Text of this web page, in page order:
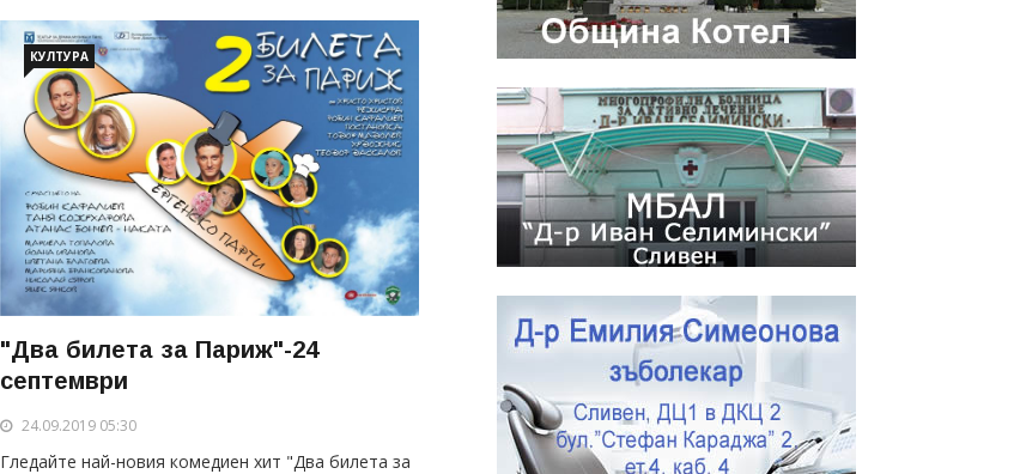
КУЛТУРА
"Два билета за Париж"-24
септември
24.09.2019 05:30
Гледайте най-новия комедиен хит "Два билета за